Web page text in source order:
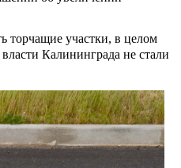
торчащие участки, в целом
Калининграда не стали